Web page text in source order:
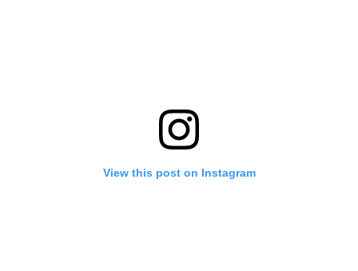
View this post on Instagram